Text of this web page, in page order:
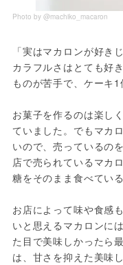
Photo by @machiko_macaron
「実はマカロンが好き
カラフルさはとても好
ものが苦手で、ケーキ1
お菓子を作るのは楽し
ていました。でもマカ
いので、売っているの
店で売られているマカ
糖をそのまま食べている
お店によって味や食感
いと思えるマカロンに
た目で美味しかったら
は、甘さを抑えた美味